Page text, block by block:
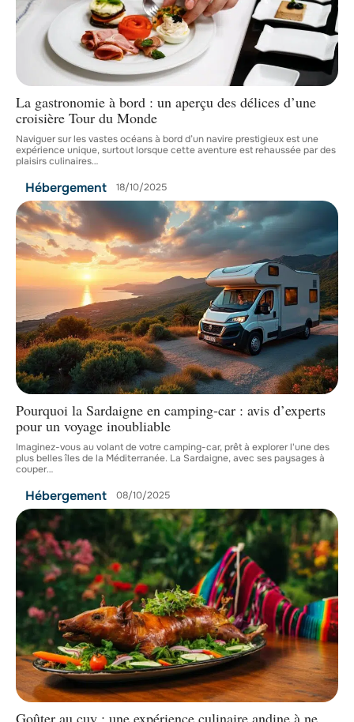
La gastronomie à bord : un aperçu des délices d’une
croisière Tour du Monde
Naviguer sur les vastes océans à bord d’un navire prestigieux est une
expérience unique, surtout lorsque cette aventure est rehaussée par des
plaisirs culinaires…
Hébergement 18/10/2025
Pourquoi la Sardaigne en camping-car : avis d’experts
pour un voyage inoubliable
Imaginez-vous au volant de votre camping-car, prêt à explorer l'une des
plus belles îles de la Méditerranée. La Sardaigne, avec ses paysages à
couper…
Hébergement 08/10/2025
Goûter au cuy : une expérience culinaire andine à ne